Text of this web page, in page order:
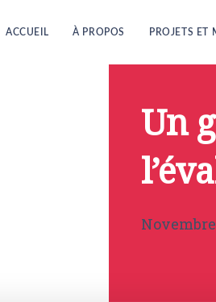
ACCUEIL À PROPOS PROJETS ET
Un
Novembre